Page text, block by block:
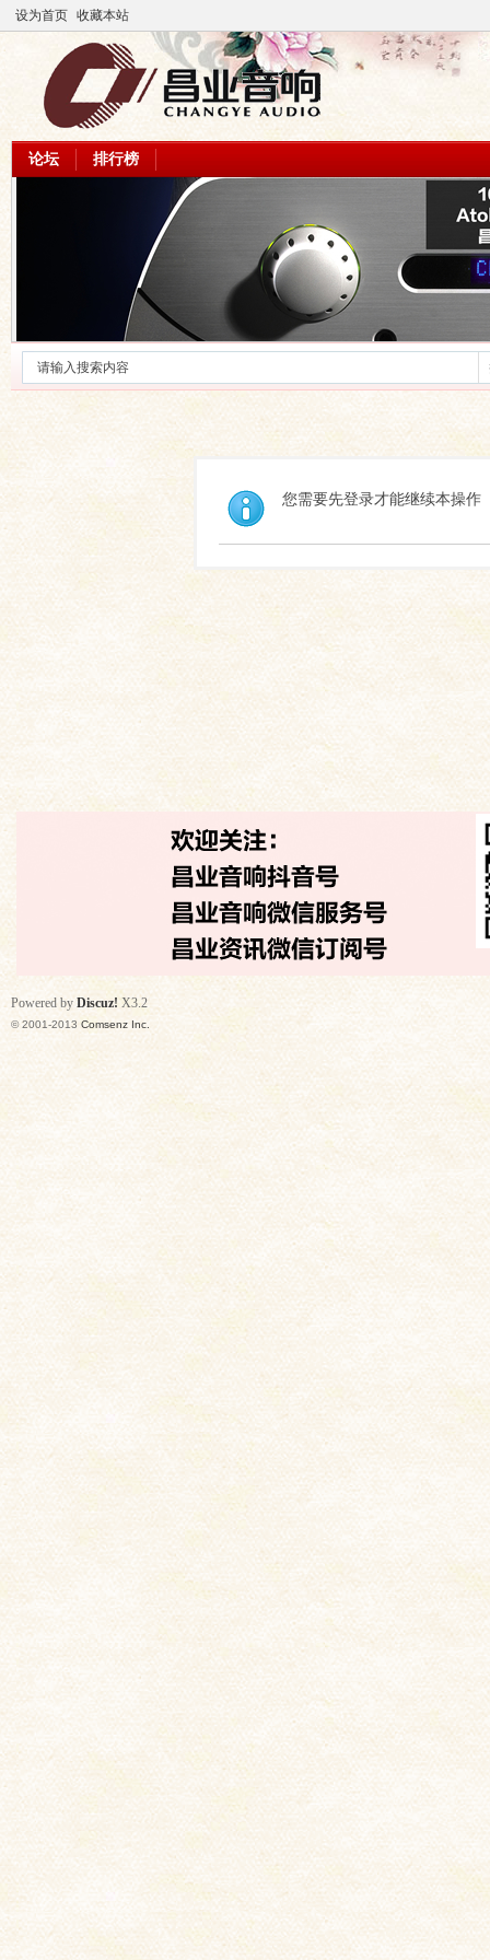
设为首页 收藏本站
论坛 排行榜
您需要先登录才能继续本操作
Powered by Discuz! X3.2
© 2001-2013 Comsenz Inc.